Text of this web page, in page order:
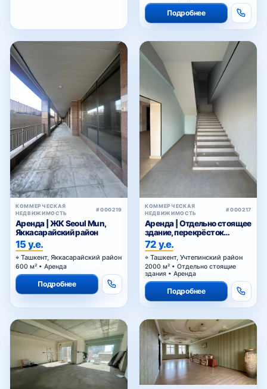
Подробнее
КОММЕРЧЕСКАЯ
НЕДВИЖИМОСТЬ
#000219
Аренда | ЖК Seoul Mun,
Яккасарайский район
15 у.е.
Ташкент, Яккасарайский район
600 м² • Аренда
Подробнее
КОММЕРЧЕСКАЯ
НЕДВИЖИМОСТЬ
#000217
Аренда | Отдельно стоящее
здание, перекрёсток
«Хасанбой»
72 у.е.
Ташкент, Учтепинский район
2000 м² • Отдельно стоящие
здания • Аренда
Подробнее